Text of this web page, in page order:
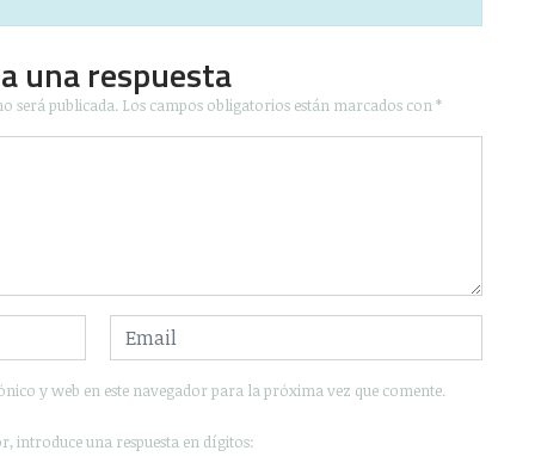
una respuesta
será publicada. Los campos obligatorios están marcados con*
y web en este navegador para la próxima vez que comente.
introduce una respuesta en dígitos: